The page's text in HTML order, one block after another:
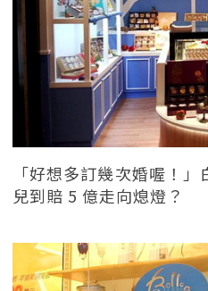
「好想多訂幾次婚喔！
兒到賠 5 億走向熄燈？